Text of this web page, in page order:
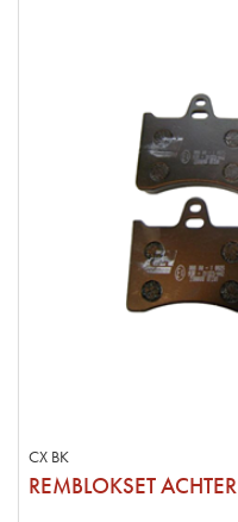
CX BK
REMBLOKSET ACHTER